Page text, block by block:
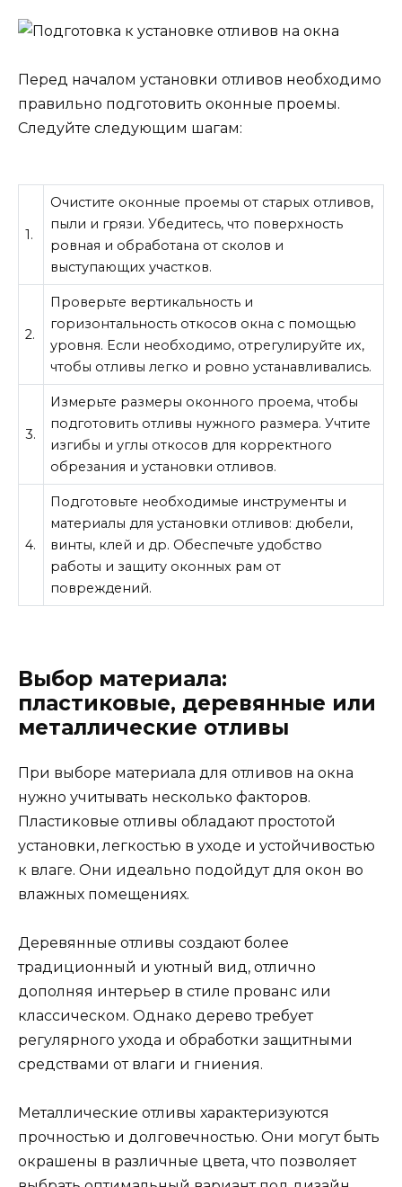
Перед началом установки отливов необходимо
правильно подготовить оконные проемы.
Следуйте следующим шагам:
1.
Очистите оконные проемы от старых отливов,
пыли и грязи. Убедитесь, что поверхность
ровная и обработана от сколов и
выступающих участков.
2.
Проверьте вертикальность и
горизонтальность откосов окна с помощью
уровня. Если необходимо, отрегулируйте их,
чтобы отливы легко и ровно устанавливались.
3.
Измерьте размеры оконного проема, чтобы
подготовить отливы нужного размера. Учтите
изгибы и углы откосов для корректного
обрезания и установки отливов.
4.
Подготовьте необходимые инструменты и
материалы для установки отливов: дюбели,
винты, клей и др. Обеспечьте удобство
работы и защиту оконных рам от
повреждений.
Выбор материала:
пластиковые, деревянные или
металлические отливы
При выборе материала для отливов на окна
нужно учитывать несколько факторов.
Пластиковые отливы обладают простотой
установки, легкостью в уходе и устойчивостью
к влаге. Они идеально подойдут для окон во
влажных помещениях.
Деревянные отливы создают более
традиционный и уютный вид, отлично
дополняя интерьер в стиле прованс или
классическом. Однако дерево требует
регулярного ухода и обработки защитными
средствами от влаги и гниения.
Металлические отливы характеризуются
прочностью и долговечностью. Они могут быть
окрашены в различные цвета, что позволяет